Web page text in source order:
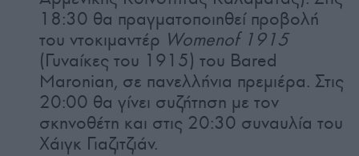
18:30 θα πραγματοποιηθεί προβολή
του ντοκιμαντέρ Womenof 1915
(Γυναίκες του 1915) του Bared
Maronian, σε πανελλήνια πρεμιέρα. Στις
20:00 θα γίνει συζήτηση με τον
σκηνοθέτη και στις 20:30 συναυλία του
Χάιγκ Γιαζιτζιάν.